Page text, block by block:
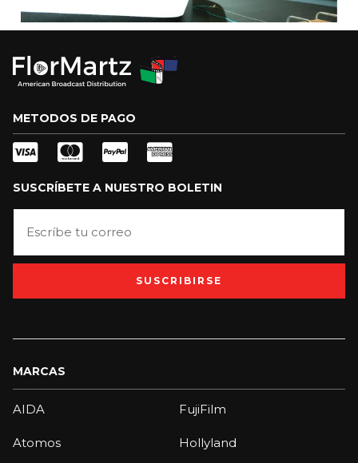
METODOS DE PAGO
SUSCRÍBETE A NUESTRO BOLETIN
SUSCRIBIRSE
MARCAS
AIDA
Atomos
FujiFilm
Hollyland